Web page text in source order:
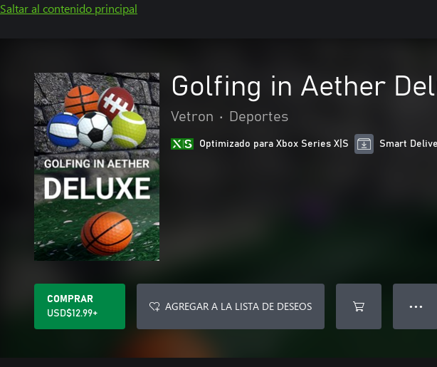
Saltar al contenido principal
Golfing in Aether
Vetron • Deportes
Optimizado para Xbox Series X|S Smart
COMPRAR
USD$12.99+
AGREGAR A LA LISTA DE DESEOS ● ● ●